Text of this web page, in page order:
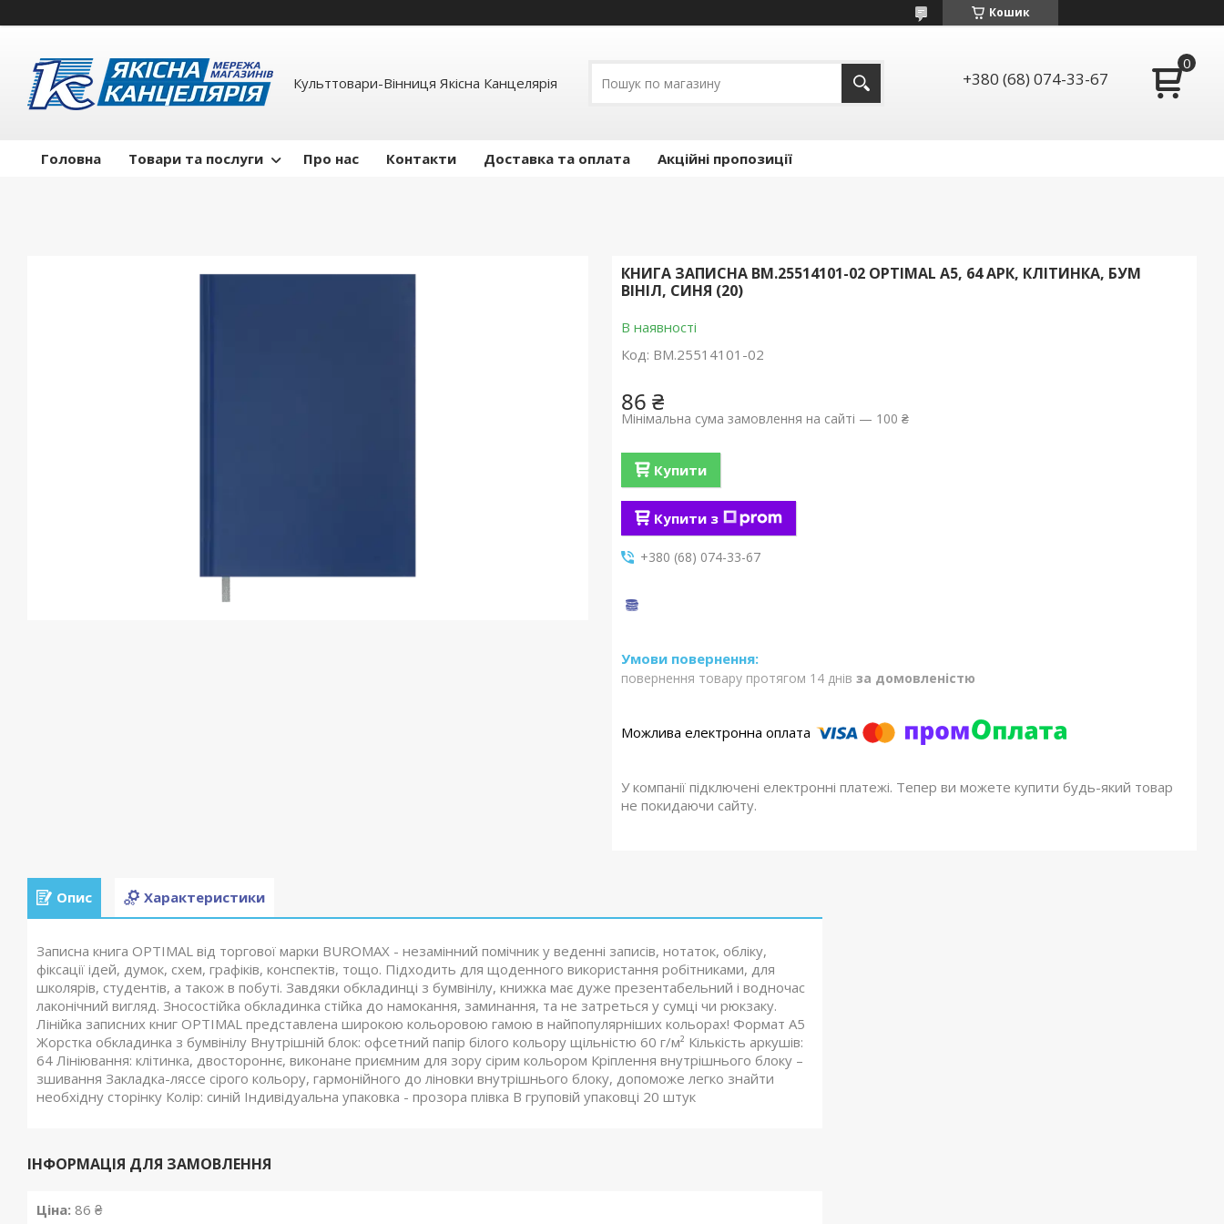
Кошик
Культтовари-Вінниця Якісна Канцелярія +380 (68) 074-33-67
Головна Товари та послуги Про нас Контакти Доставка та оплата Акційні пропозиції
КНИГА ЗАПИСНА BM.25514101-02 OPTIMAL А5, 64 АРК, КЛІТИНКА, БУМ
ВІНІЛ, СИНЯ (20)
В наявності
Код: BM.25514101-02
86 ₴
Мінімальна сума замовлення на сайті — 100 ₴
Купити
Купити з
+380 (68) 074-33-67
повернення товару протягом 14 днів за домовленістю
У компанії підключені електронні платежі. Тепер ви можете купити будь-який товар
не покидаючи сайту.
Опис Характеристики
Записна книга OPTIMAL від торгової марки BUROMAX - незамінний помічник у веденні записів, нотаток, обліку,
фіксації ідей, думок, схем, графіків, конспектів, тощо. Підходить для щоденного використання робітниками, для
школярів, студентів, а також в побуті. Завдяки обкладинці з бумвінілу, книжка має дуже презентабельний і водночас
лаконічний вигляд. Зносостійка обкладинка стійка до намокання, заминання, та не затреться у сумці чи рюкзаку.
Лінійка записних книг OPTIMAL представлена широкою кольоровою гамою в найпопулярніших кольорах! Формат А5
Жорстка обкладинка з бумвінілу Внутрішній блок: офсетний папір білого кольору щільністю 60 г/м² Кількість аркушів:
64 Лініювання: клітинка, двостороннє, виконане приємним для зору сірим кольором Кріплення внутрішнього блоку –
зшивання Закладка-ляссе сірого кольору, гармонійного до ліновки внутрішнього блоку, допоможе легко знайти
необхідну сторінку Колір: синій Індивідуальна упаковка - прозора плівка В груповій упаковці 20 штук
ІНФОРМАЦІЯ ДЛЯ ЗАМОВЛЕННЯ
Ціна: 86 ₴